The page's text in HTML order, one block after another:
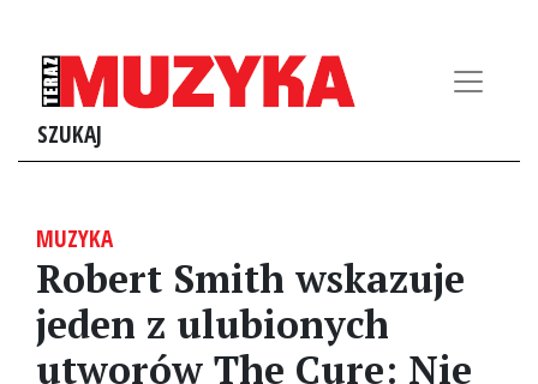
SZUKAJ
MUZYKA
Robert Smith wskazuje
jeden z ulubionych
utworów The Cure: Nie